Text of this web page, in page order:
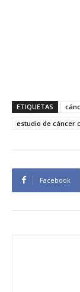
ETIQUETAS
estudio de cáncer
Facebook